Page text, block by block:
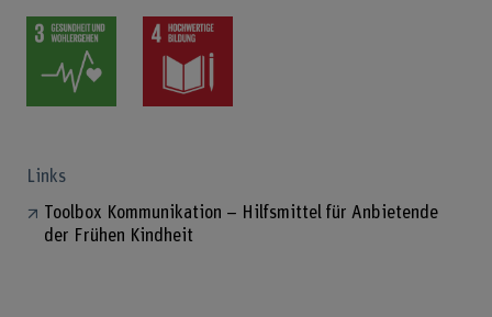
Links
Toolbox Kommunikation – Hilfsmittel für Anbietende
der Frühen Kindheit